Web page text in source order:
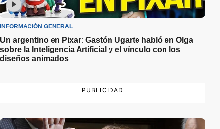
INFORMACIÓN GENERAL
Un argentino en Pixar: Gastón Ugarte habló en Olga
sobre la Inteligencia Artificial y el vínculo con los
diseños animados
PUBLICIDAD